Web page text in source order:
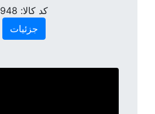
کد کالا: 948
جزئیات